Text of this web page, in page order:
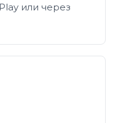
или через